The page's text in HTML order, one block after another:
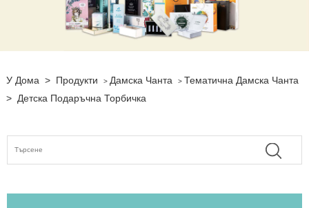
У Дома > Продукти > Дамска Чанта > Тематична Дамска Чанта
> Детска Подаръчна Торбичка